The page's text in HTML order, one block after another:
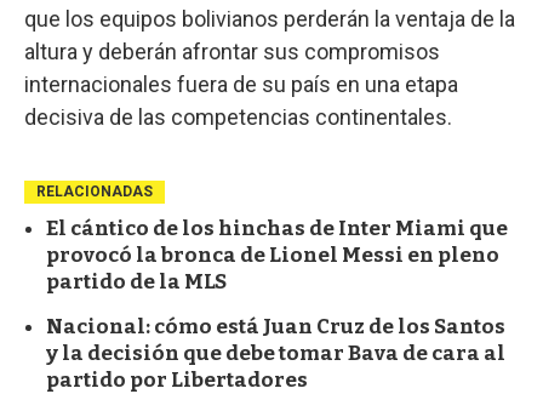
que los equipos bolivianos perderán la ventaja de la
altura y deberán afrontar sus compromisos
internacionales fuera de su país en una etapa
decisiva de las competencias continentales.
RELACIONADAS
El cántico de los hinchas de Inter Miami que
provocó la bronca de Lionel Messi en pleno
partido de la MLS
Nacional: cómo está Juan Cruz de los Santos
y la decisión que debe tomar Bava de cara al
partido por Libertadores